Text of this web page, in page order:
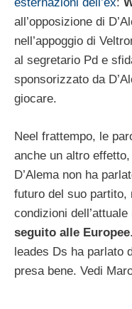
all’opposizione di
nell’appoggio di
al segretario Pd e
sponsorizzato da
giocare.
Neel frattempo, le
anche un altro
D’Alema non ha
futuro del suo partito,
condizioni
seguito alle Europee
leades Ds ha parlato
presa bene. Vedi